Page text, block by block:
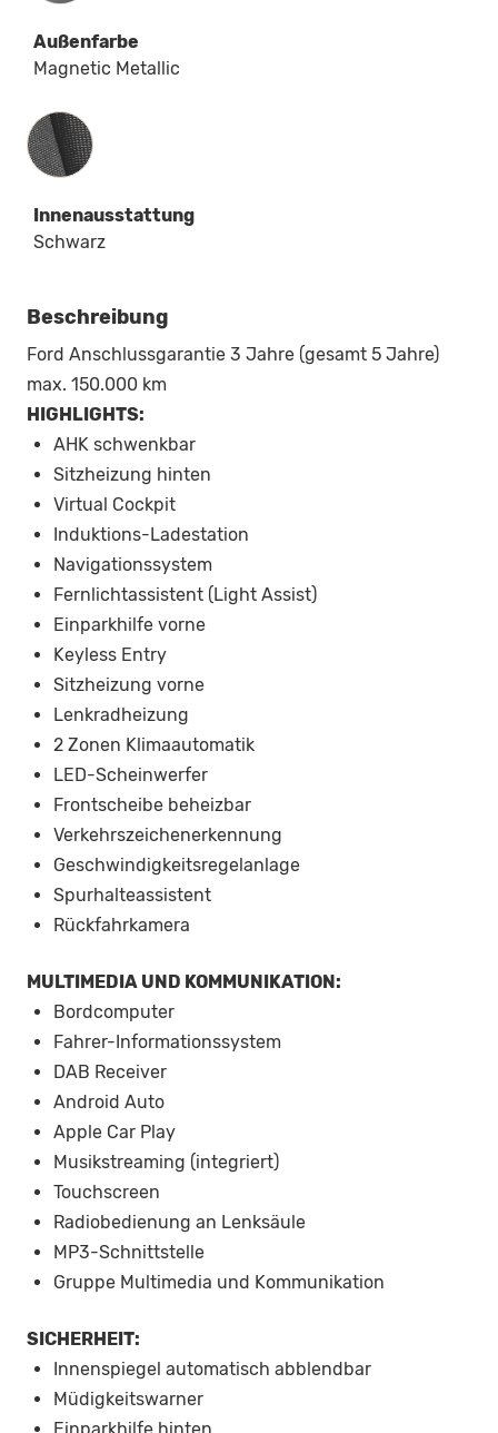
Außenfarbe
Magnetic Metallic
Innenausstattung
Innenausstattung
Schwarz
Beschreibung
Ford Anschlussgarantie 3 Jahre (gesamt 5 Jahre)
max. 150.000 km
HIGHLIGHTS:
AHK schwenkbar
Sitzheizung hinten
Virtual Cockpit
Induktions-Ladestation
Navigationssystem
Fernlichtassistent (Light Assist)
Einparkhilfe vorne
Keyless Entry
Sitzheizung vorne
Lenkradheizung
2 Zonen Klimaautomatik
LED-Scheinwerfer
Frontscheibe beheizbar
Verkehrszeichenerkennung
Geschwindigkeitsregelanlage
Spurhalteassistent
Rückfahrkamera
MULTIMEDIA UND KOMMUNIKATION:
Bordcomputer
Fahrer-Informationssystem
DAB Receiver
Android Auto
Apple Car Play
Musikstreaming (integriert)
Touchscreen
Radiobedienung an Lenksäule
MP3-Schnittstelle
Gruppe Multimedia und Kommunikation
SICHERHEIT:
Innenspiegel automatisch abblendbar
Müdigkeitswarner
Einparkhilfe hinten